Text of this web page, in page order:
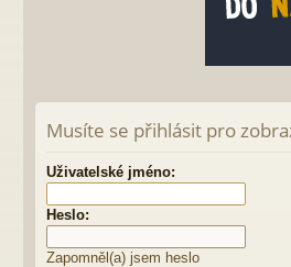
Musíte se přihlásit pro
Uživatelské jméno:
Heslo:
Zapomněl(a) jsem heslo